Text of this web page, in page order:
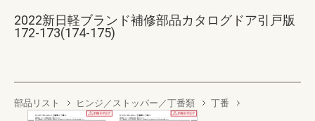
2022新日軽ブランド補修部品カタログドア引戸版
172-173(174-175)
部品リスト ヒンジ／ストッパー／丁番類 丁番